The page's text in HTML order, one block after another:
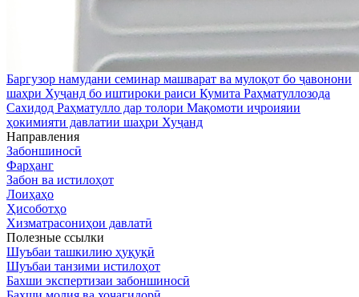
Баргузор намудани семинар машварат ва мулоқот бо ҷавонони
шаҳри Хуҷанд бо иштироки раиси Кумита Раҳматуллозода
Сахидод Раҳматулло дар толори Мақомоти иҷроияии
ҳокимияти давлатии шаҳри Хуҷанд
Направления
Забоншиносӣ
Фарҳанг
Забон ва истилоҳот
Лоиҳаҳо
Ҳисоботҳо
Хизматрасониҳои давлатӣ
Полезные ссылки
Шуъбаи ташкилию ҳуқуқӣ
Шуъбаи танзими истилоҳот
Бахши экспертизаи забоншиносӣ